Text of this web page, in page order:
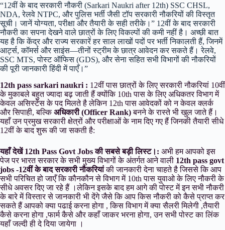
“12वीं के बाद सरकारी नौकरी (Sarkari Naukri after 12th) SSC CHSL,
NDA, रेलवे NTPC, और पुलिस भर्ती जैसी टॉप सरकारी नौकरियों की विस्तृत
सूची। जानें योग्यता, परीक्षा और तैयारी के सही तरीके।” 12वीं के बाद सरकारी
नौकरी का सपना देखने वाले छात्रों के लिए विकल्पों की कमी नहीं है। अच्छी बात
यह है कि केंद्र और राज्य सरकारें हर साल लाखों पदों पर भर्ती निकालती हैं, जिनमें
आर्ट्स, कॉमर्स और साइंस—तीनों स्ट्रीम के छात्र आवेदन कर सकते हैं। रेलवे,
SSC MTS, पोस्ट ऑफिस (GDS), और सेना सहित सभी विभागों की नौकरियों
की पूरी जानकारी हिंदी में पाएँ।”
12th pass sarkari naukri : 12वीं पास छात्रों के लिए सरकारी नौकरियां 10वीं
के मुकाबले बहुत ज्यादा बढ़ जाती हैं क्योंकि 10th पास के लिए अधिकतर विभाग में
केवल असिस्टेंस के पद मिलते है लेकिन 12th पास आवेदकों को न केवल क्लर्क
और सिपाही, बल्किअधिकारी (Officer Rank)बनने के रास्ते भी खुल जाते हैं।
यहाँ उन प्रमुख सरकारी क्षेत्रों और परीक्षाओं के नाम दिए गए हैं जिनकी तैयारी सीधे
12वीं के बाद शुरू की जा सकती है:
यहाँ देखें 12th Pass Govt Jobs की सबसे बड़ी लिस्ट।: अभी हम आपको इस
पेज पर भारत सरकार के सभी मुख्य विभागों के अंतर्गत आने वाली 12th pass govt
jobs -12वीं के बाद सरकारी नौकरियांकी जानकारी देना चाहते है जिससे कि आप
सभी परिचित हो जाएँ कि कौनकौन से विभाग में 10th पास युवाओ के लिए नौकरी के
सीधे अवसर दिए जा रहे हैं ।लेकिन इसके बाद हम आगे की पोस्ट में इन सभी नौकरी
के बारे में विस्तार से जानकारी भी देंगे जैसे कि आप किस नौकरी को कैसे प्राप्त कर
सकते हैं आपको क्या पढाई करना होगा , किस विभाग में क्या सैलरी मिलेगी ,तैयारी
कैसे करना होगा ,फार्म कैसे और कहाँ जाकर भरना होगा, उन सभी पोस्ट का लिंक
यहाँ जल्दी ही दे दिया जायेगा ।